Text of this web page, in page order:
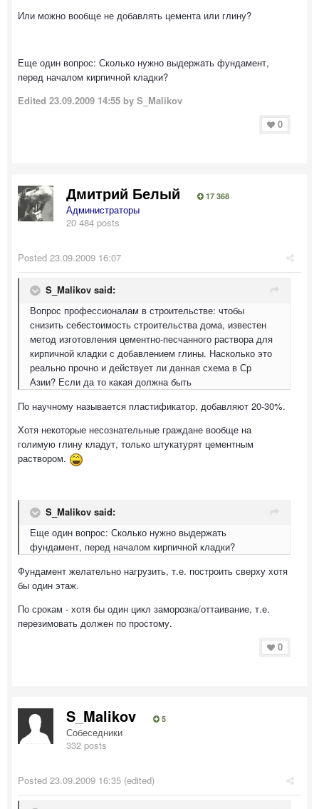
Или можно вообще не добавлять цемента или глину?
Еще один вопрос: Сколько нужно выдержать фундамент,
перед началом кирпичной кладки?
Edited 23.09.2009 14:55 by S_Malikov
0
Дмитрий Белый 17 368
Администраторы
20 484 posts
Posted 23.09.2009 16:07
S_Malikov said:
Вопрос профессионалам в строительстве: чтобы
снизить себестоимость строительства дома, известен
метод изготовления цементно-песчанного раствора для
кирпичной кладки с добавлением глины. Насколько это
реально прочно и действует ли данная схема в Ср
Азии? Если да то какая должна быть
По научному называется пластификатор, добавляют 20-30%.
Хотя некоторые несознательные граждане вообще на
голимую глину кладут, только штукатурят цементным
раствором.
S_Malikov said:
Еще один вопрос: Сколько нужно выдержать
фундамент, перед началом кирпичной кладки?
Фундамент желательно нагрузить, т.е. построить сверху хотя
бы один этаж.
По срокам - хотя бы один цикл заморозка/оттаивание, т.е.
перезимовать должен по простому.
0
S_Malikov 5
Собеседники
332 posts
Posted 23.09.2009 16:35 (edited)